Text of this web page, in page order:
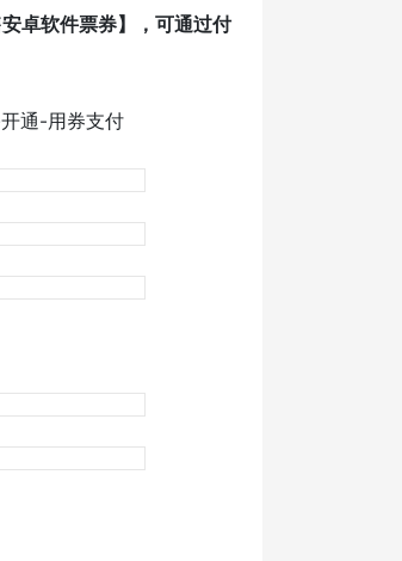
卓软件票券】，可通过付
通-用券支付